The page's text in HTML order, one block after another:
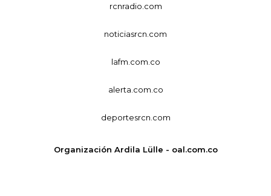
rcnradio.com
noticiasrcn.com
lafm.com.co
alerta.com.co
deportesrcn.com
Organización Ardila Lülle - oal.com.co